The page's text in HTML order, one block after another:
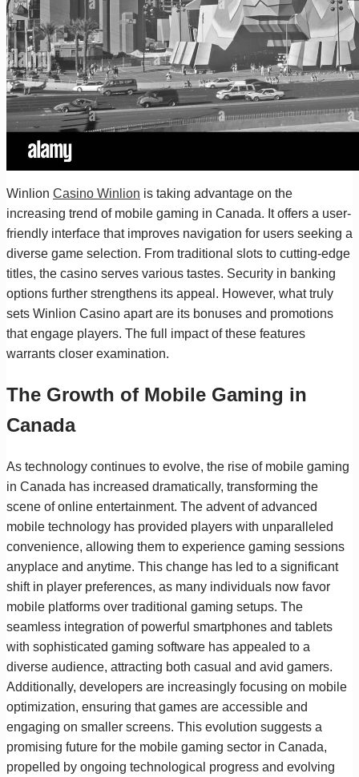
Winlion Casino Winlion is taking advantage on the
increasing trend of mobile gaming in Canada. It offers a user-
friendly interface that improves navigation for users seeking a
diverse game selection. From traditional slots to cutting-edge
titles, the casino serves various tastes. Security in banking
options further strengthens its appeal. However, what truly
sets Winlion Casino apart are its bonuses and promotions
that engage players. The full impact of these features
warrants closer examination.
The Growth of Mobile Gaming in
Canada
As technology continues to evolve, the rise of mobile gaming
in Canada has increased dramatically, transforming the
scene of online entertainment. The advent of advanced
mobile technology has provided players with unparalleled
convenience, allowing them to experience gaming sessions
anyplace and anytime. This change has led to a significant
shift in player preferences, as many individuals now favor
mobile platforms over traditional gaming setups. The
seamless integration of powerful smartphones and tablets
with sophisticated gaming software has appealed to a
diverse audience, attracting both casual and avid gamers.
Additionally, developers are increasingly focusing on mobile
optimization, ensuring that games are accessible and
engaging on smaller screens. This evolution suggests a
promising future for the mobile gaming sector in Canada,
propelled by ongoing technological progress and evolving